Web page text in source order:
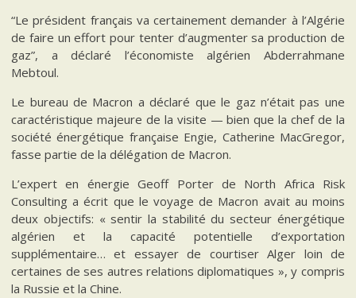
“Le président français va certainement demander à l’Algérie
de faire un effort pour tenter d’augmenter sa production de
gaz”, a déclaré l’économiste algérien Abderrahmane
Mebtoul.
Le bureau de Macron a déclaré que le gaz n’était pas une
caractéristique majeure de la visite — bien que la chef de la
société énergétique française Engie, Catherine MacGregor,
fasse partie de la délégation de Macron.
L’expert en énergie Geoff Porter de North Africa Risk
Consulting a écrit que le voyage de Macron avait au moins
deux objectifs: « sentir la stabilité du secteur énergétique
algérien et la capacité potentielle d’exportation
supplémentaire… et essayer de courtiser Alger loin de
certaines de ses autres relations diplomatiques », y compris
la Russie et la Chine.